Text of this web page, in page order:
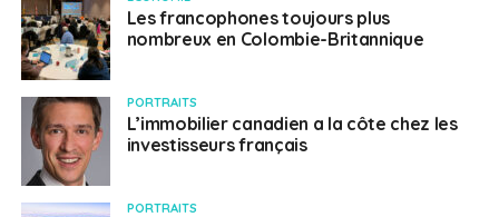
Les francophones toujours plus
nombreux en Colombie-Britannique
PORTRAITS
L’immobilier canadien a la côte chez les
investisseurs français
PORTRAITS